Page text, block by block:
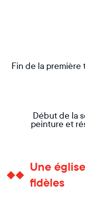
Fin de la
Début de la
peinture et
Une
fidèles